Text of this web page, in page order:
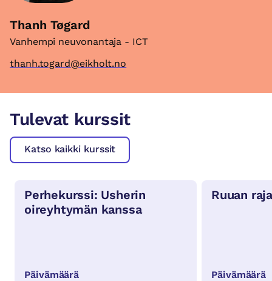
Thanh Tøgard
Vanhempi neuvonantaja - ICT
thanh.togard@eikholt.no
Tulevat kurssit
Katso kaikki kurssit
Perhekurssi: Usherin
oireyhtymän kanssa
Päivämäärä
Ruuan
Päivämäärä